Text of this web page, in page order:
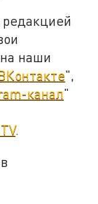
наши
",
канал"
.